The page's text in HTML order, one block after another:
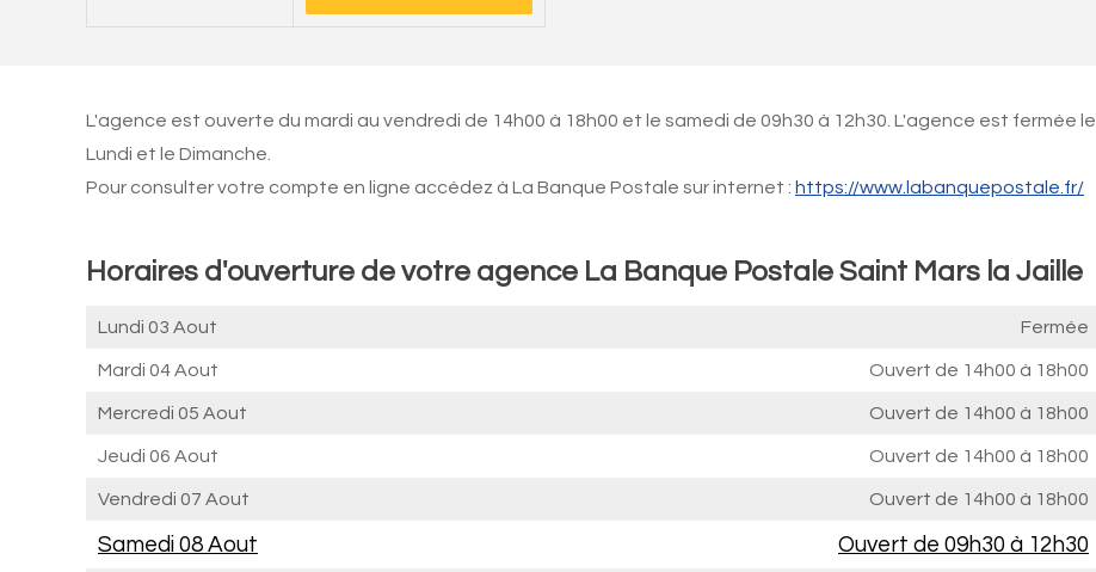
L'agence est ouverte du mardi au vendredi de 14h00 à 18h00 et le samedi de 09h30 à 12h30. L'agence est fermée le
Lundi et le Dimanche.
Pour consulter votre compte en ligne accédez à La Banque Postale sur internet : https://www.labanquepostale.fr/
Horaires d'ouverture de votre agence La Banque Postale Saint Mars la Jaille
Lundi 03 Aout Fermée
Mardi 04 Aout Ouvert de 14h00 à 18h00
Mercredi 05 Aout Ouvert de 14h00 à 18h00
Jeudi 06 Aout Ouvert de 14h00 à 18h00
Vendredi 07 Aout Ouvert de 14h00 à 18h00
Samedi 08 Aout Ouvert de 09h30 à 12h30